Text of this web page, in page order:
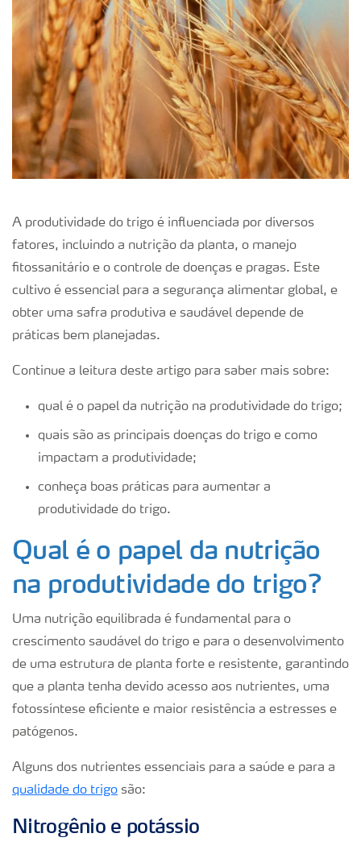
A produtividade do trigo é influenciada por diversos
fatores, incluindo a nutrição da planta, o manejo
fitossanitário e o controle de doenças e pragas. Este
cultivo é essencial para a segurança alimentar global, e
obter uma safra produtiva e saudável depende de
práticas bem planejadas.
Continue a leitura deste artigo para saber mais sobre:
qual é o papel da nutrição na produtividade do trigo;
quais são as principais doenças do trigo e como
impactam a produtividade;
conheça boas práticas para aumentar a
produtividade do trigo.
Qual é o papel da nutrição
na produtividade do trigo?
Uma nutrição equilibrada é fundamental para o
crescimento saudável do trigo e para o desenvolvimento
de uma estrutura de planta forte e resistente, garantindo
que a planta tenha devido acesso aos nutrientes, uma
fotossíntese eficiente e maior resistência a estresses e
patógenos.
Alguns dos nutrientes essenciais para a saúde e para a
qualidade do trigo são:
Nitrogênio e potássio